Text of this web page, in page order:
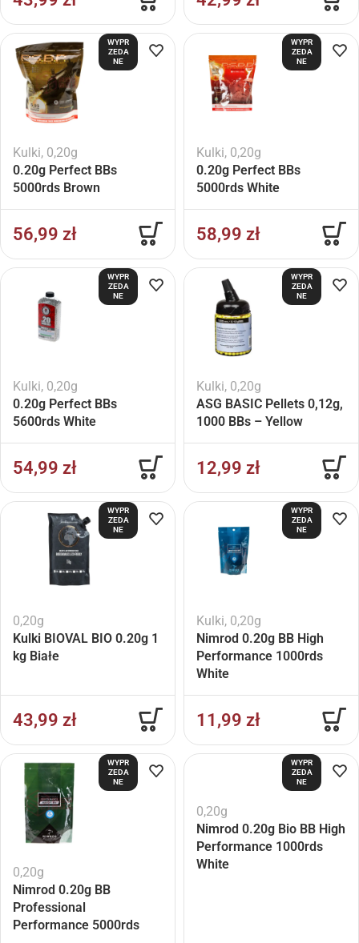
WYPR
ZEDA
NE
Kulki, 0,20g
0.20g Perfect BBs
5000rds Brown
56,99 zł
WYPR
ZEDA
NE
Kulki, 0,20g
0.20g Perfect BBs
5000rds White
58,99 zł
WYPR
ZEDA
NE
Kulki, 0,20g
0.20g Perfect BBs
5600rds White
54,99 zł
WYPR
ZEDA
NE
Kulki, 0,20g
ASG BASIC Pellets 0,12g,
1000 BBs – Yellow
12,99 zł
WYPR
ZEDA
NE
0,20g
Kulki BIOVAL BIO 0.20g 1
kg Białe
43,99 zł
WYPR
ZEDA
NE
Kulki, 0,20g
Nimrod 0.20g BB High
Performance 1000rds
White
11,99 zł
WYPR
ZEDA
NE
0,20g
Nimrod 0.20g BB
Professional
Performance 5000rds
WYPR
ZEDA
NE
0,20g
Nimrod 0.20g Bio BB High
Performance 1000rds
White